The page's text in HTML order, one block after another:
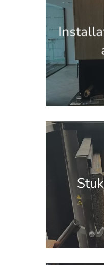
'.get_the_title().'